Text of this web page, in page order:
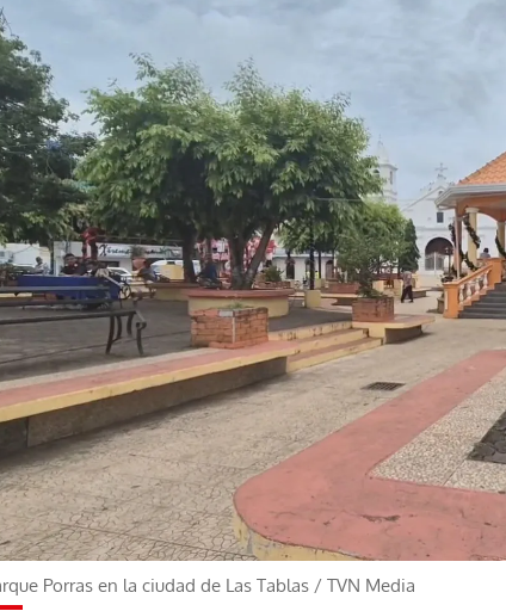
Porras en la ciudad de Las Tablas / TVN Media